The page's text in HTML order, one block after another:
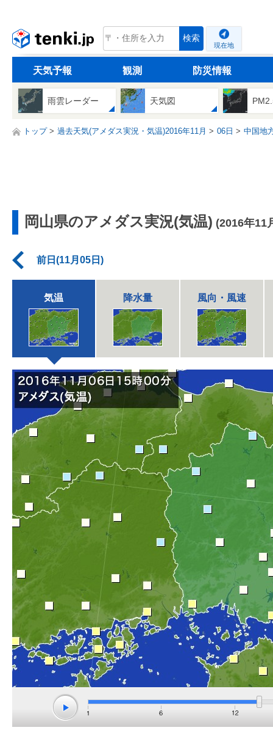
tenki.jp 検索
現在地
天気予報 観測 防災情報
雨雲レーダー 天気図
トップ 過去天気(アメダス実況・気温)2016年11月 06日 中国地
岡山県のアメダス実況(気温) (2016年11
前日(11月05日)
気温 降水量 風向・風速